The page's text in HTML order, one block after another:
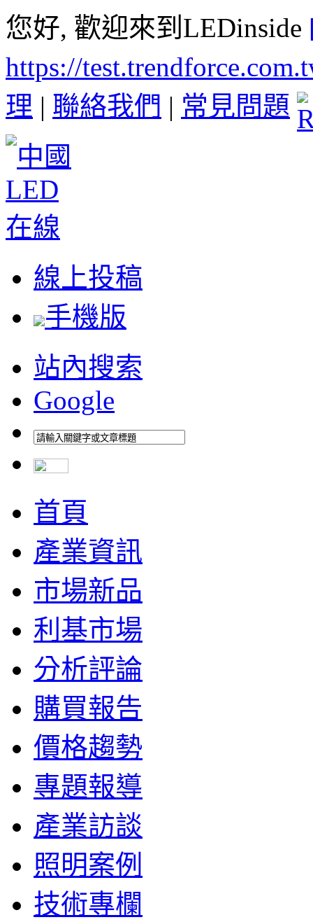
您好, 歡迎來到LEDinside
https://
理 | 聯絡我們 | 常見問題
線上投稿
手機版
站內搜索
Google
首頁
產業資訊
市場新品
利基市場
分析評論
購買報告
價格趨勢
專題報導
產業訪談
照明案例
技術專欄